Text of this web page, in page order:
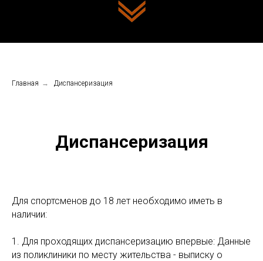
Главная → Диспансеризация
Диспансеризация
Для спортсменов до 18 лет необходимо иметь в
наличии:
1. Для проходящих диспансеризацию впервые: Данные
из поликлиники по месту жительства - выписку о